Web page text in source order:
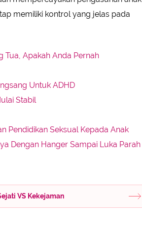
memiliki kontrol yang jelas pada
Tua, Apakah Anda Pernah
Untuk ADHD
Stabil
Pendidikan Seksual Kepada Anak
Dengan Hanger Sampai Luka Parah
VS Kekejaman